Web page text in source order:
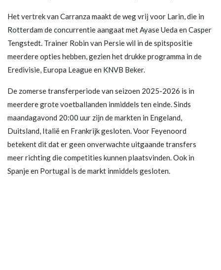
Het vertrek van Carranza maakt de weg vrij voor Larin, die in
Rotterdam de concurrentie aangaat met Ayase Ueda en Casper
Tengstedt. Trainer Robin van Persie wil in de spitspositie
meerdere opties hebben, gezien het drukke programma in de
Eredivisie, Europa League en KNVB Beker.
De zomerse transferperiode van seizoen 2025-2026 is in
meerdere grote voetballanden inmiddels ten einde. Sinds
maandagavond 20:00 uur zijn de markten in Engeland,
Duitsland, Italië en Frankrijk gesloten. Voor Feyenoord
betekent dit dat er geen onverwachte uitgaande transfers
meer richting die competities kunnen plaatsvinden. Ook in
Spanje en Portugal is de markt inmiddels gesloten.